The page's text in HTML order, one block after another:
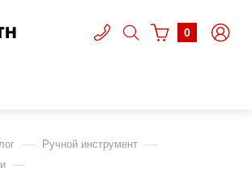
0
— Ручной инструмент —
—